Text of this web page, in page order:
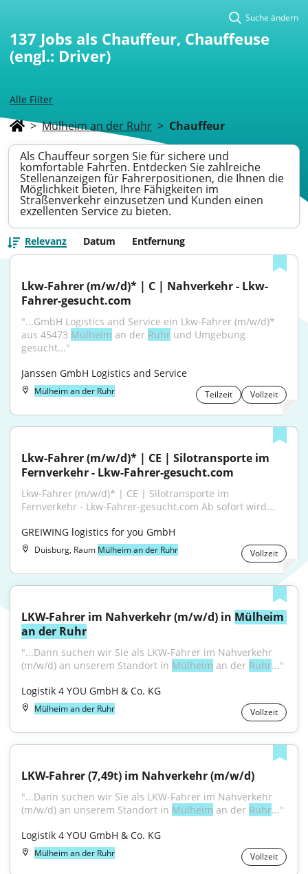
Alle Filter
Suche ändern
137 Jobs als Chauffeur, Chauffeuse
(engl.: Driver)
> Mülheim an der Ruhr > Chauffeur
Als Chauffeur sorgen Sie für sichere und
komfortable Fahrten. Entdecken Sie zahlreiche
Stellenanzeigen für Fahrerpositionen, die Ihnen die
Möglichkeit bieten, Ihre Fähigkeiten im
Straßenverkehr einzusetzen und Kunden einen
exzellenten Service zu bieten.
Relevanz Datum Entfernung
Lkw-Fahrer (m/w/d)* | C | Nahverkehr - Lkw-
Fahrer-gesucht.com
"...GmbH Logistics and Service ein Lkw-Fahrer (m/w/d)*
aus 45473 Mülheim an der Ruhr und Umgebung
gesucht..."
Janssen GmbH Logistics and Service
Mülheim an der Ruhr Teilzeit Vollzeit
Lkw-Fahrer (m/w/d)* | CE | Silotransporte im
Fernverkehr - Lkw-Fahrer-gesucht.com
Lkw-Fahrer (m/w/d)* | CE | Silotransporte im
Fernverkehr - Lkw-Fahrer-gesucht.com Ab sofort wird...
GREIWING logistics for you GmbH
Duisburg, Raum Mülheim an der Ruhr Vollzeit
LKW-Fahrer im Nahverkehr (m/w/d) in Mülheim
an der Ruhr
"...Dann suchen wir Sie als LKW-Fahrer im Nahverkehr
(m/w/d) an unserem Standort in Mülheim an der Ruhr..."
Logistik 4 YOU GmbH & Co. KG
Mülheim an der Ruhr Vollzeit
LKW-Fahrer (7,49t) im Nahverkehr (m/w/d)
"...Dann suchen wir Sie als LKW-Fahrer im Nahverkehr
(m/w/d) an unserem Standort in Mülheim an der Ruhr..."
Logistik 4 YOU GmbH & Co. KG
Mülheim an der Ruhr Vollzeit